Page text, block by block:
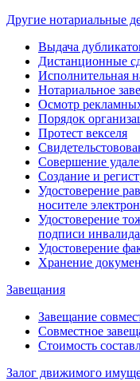
Другие нотариальные
Выдача
Дистанционные
Исполнительная
Нотариальное
Осмотр
Порядок
Протест векселя
Совершение
Создание и
Удостоверение
носителе
Удостоверение
подписи
Удостоверение
Хранение
Завещания
Завещание
Совместное
Стоимость
Залог движимого